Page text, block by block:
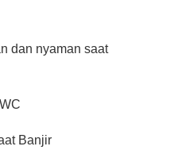
dan nyaman saat
Banjir